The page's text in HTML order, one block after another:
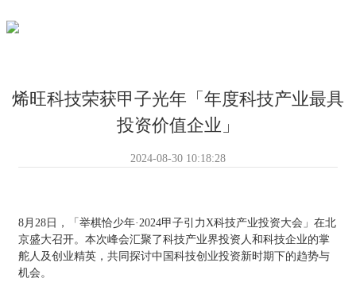
烯旺科技荣获甲子光年「年度科技产业最具
投资价值企业」
2024-08-30 10:18:28
8月28日，「举棋恰少年·2024甲子引力X科技产业投资大会」在北
京盛大召开。本次峰会汇聚了科技产业界投资人和科技企业的掌
舵人及创业精英，共同探讨中国科技创业投资新时期下的趋势与
机会。